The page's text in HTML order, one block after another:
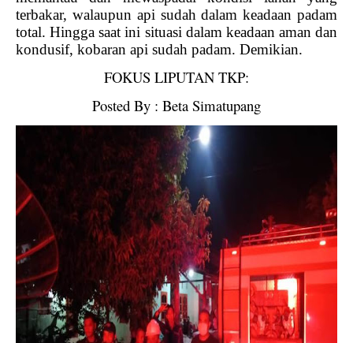
terbakar, walaupun api sudah dalam keadaan padam
total. Hingga saat ini situasi dalam keadaan aman dan
kondusif, kobaran api sudah padam. Demikian.
FOKUS LIPUTAN TKP:
Posted By : Beta Simatupang